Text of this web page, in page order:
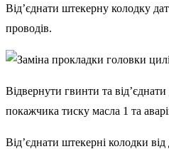
Від’єднати штекерну колодку
проводів.
Відвернути гвинти та від’єднати
покажчика тиску масла 1 та
Від’єднати штекерні колодки